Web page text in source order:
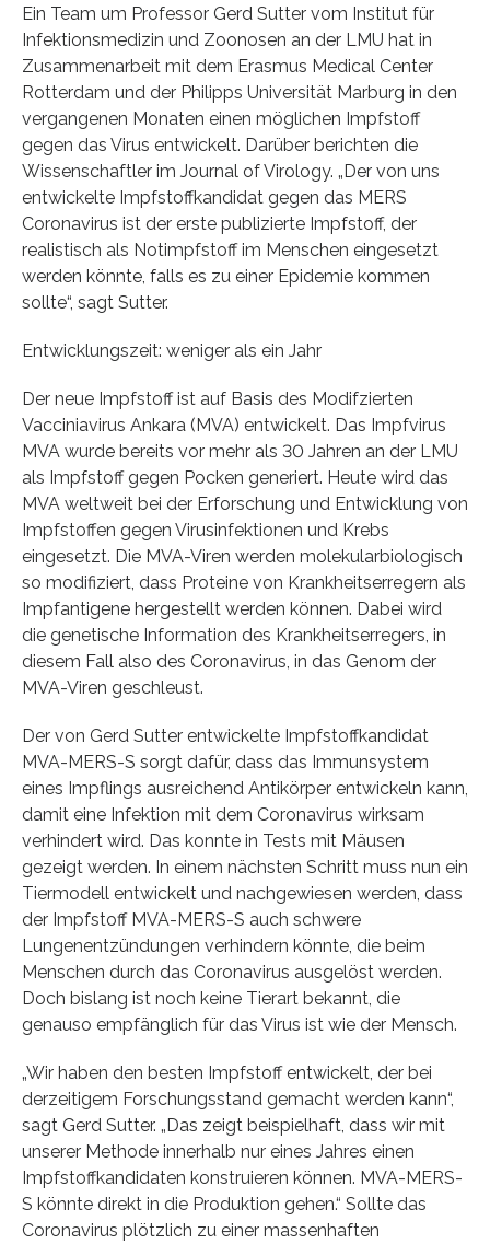
Ein Team um Professor Gerd Sutter vom Institut für
Infektionsmedizin und Zoonosen an der LMU hat in
Zusammenarbeit mit dem Erasmus Medical Center
Rotterdam und der Philipps Universität Marburg in den
vergangenen Monaten einen möglichen Impfstoff
gegen das Virus entwickelt. Darüber berichten die
Wissenschaftler im Journal of Virology. „Der von uns
entwickelte Impfstoffkandidat gegen das MERS
Coronavirus ist der erste publizierte Impfstoff, der
realistisch als Notimpfstoff im Menschen eingesetzt
werden könnte, falls es zu einer Epidemie kommen
sollte“, sagt Sutter.
Entwicklungszeit: weniger als ein Jahr
Der neue Impfstoff ist auf Basis des Modifzierten
Vacciniavirus Ankara (MVA) entwickelt. Das Impfvirus
MVA wurde bereits vor mehr als 30 Jahren an der LMU
als Impfstoff gegen Pocken generiert. Heute wird das
MVA weltweit bei der Erforschung und Entwicklung von
Impfstoffen gegen Virusinfektionen und Krebs
eingesetzt. Die MVA-Viren werden molekularbiologisch
so modifiziert, dass Proteine von Krankheitserregern als
Impfantigene hergestellt werden können. Dabei wird
die genetische Information des Krankheitserregers, in
diesem Fall also des Coronavirus, in das Genom der
MVA-Viren geschleust.
Der von Gerd Sutter entwickelte Impfstoffkandidat
MVA-MERS-S sorgt dafür, dass das Immunsystem
eines Impflings ausreichend Antikörper entwickeln kann,
damit eine Infektion mit dem Coronavirus wirksam
verhindert wird. Das konnte in Tests mit Mäusen
gezeigt werden. In einem nächsten Schritt muss nun ein
Tiermodell entwickelt und nachgewiesen werden, dass
der Impfstoff MVA-MERS-S auch schwere
Lungenentzündungen verhindern könnte, die beim
Menschen durch das Coronavirus ausgelöst werden.
Doch bislang ist noch keine Tierart bekannt, die
genauso empfänglich für das Virus ist wie der Mensch.
„Wir haben den besten Impfstoff entwickelt, der bei
derzeitigem Forschungsstand gemacht werden kann“,
sagt Gerd Sutter. „Das zeigt beispielhaft, dass wir mit
unserer Methode innerhalb nur eines Jahres einen
Impfstoffkandidaten konstruieren können. MVA-MERS-
S könnte direkt in die Produktion gehen.“ Sollte das
Coronavirus plötzlich zu einer massenhaften